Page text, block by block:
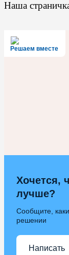
Наша
Решаем вместе
Хочется,
лучше?
Сообщите,
решении
Написать